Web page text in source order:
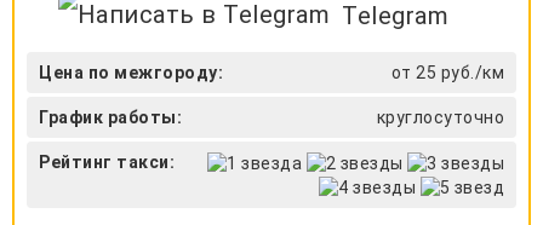
Telegram
Цена по межгороду: от 25 руб./км
График работы: круглосуточно
Рейтинг такси: